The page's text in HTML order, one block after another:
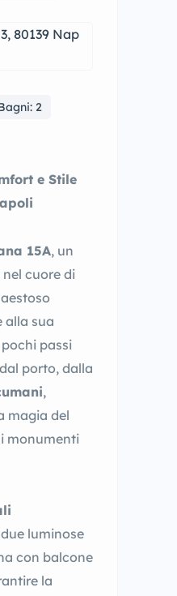
80139 Nap
2
e Stile
15A, un
cuore di
alla sua
passi
porto, dalla
,
magia del
monumenti
luminose
con balcone
la